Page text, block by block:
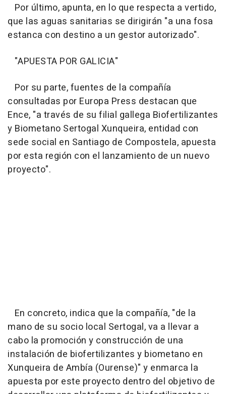
Por último, apunta, en lo que respecta a vertido,
que las aguas sanitarias se dirigirán "a una fosa
estanca con destino a un gestor autorizado".
"APUESTA POR GALICIA"
Por su parte, fuentes de la compañía
consultadas por Europa Press destacan que
Ence, "a través de su filial gallega Biofertilizantes
y Biometano Sertogal Xunqueira, entidad con
sede social en Santiago de Compostela, apuesta
por esta región con el lanzamiento de un nuevo
proyecto".
En concreto, indica que la compañía, "de la
mano de su socio local Sertogal, va a llevar a
cabo la promoción y construcción de una
instalación de biofertilizantes y biometano en
Xunqueira de Ambía (Ourense)" y enmarca la
apuesta por este proyecto dentro del objetivo de